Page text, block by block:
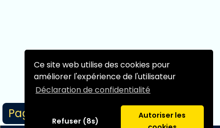
Ce site web utilise des cookies pour
améliorer l'expérience de l'utilisateur
Déclaration de confidentialité
Refuser (8s)
Autoriser les
Page 1/1